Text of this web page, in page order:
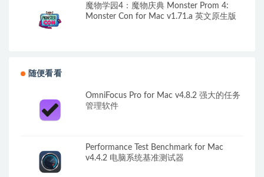
魔物学园4：魔物庆典 Monster Prom 4:
Monster Con for Mac v1.71.a 英文原生版
随便看看
OmniFocus Pro for Mac v4.8.2 强大的任务
管理软件
Performance Test Benchmark for Mac
v4.4.2 电脑系统基准测试器